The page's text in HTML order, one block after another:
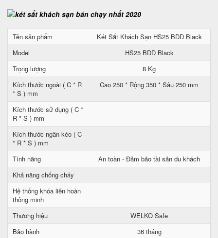
Tên sản phẩm
Két Sắt Khách Sạn HS25 BDD Black
Model
HS25 BDD Black
Trọng lượng
8 Kg
Kích thước ngoài ( C * R
* S ) mm
Cao 250 * Rộng 350 * Sâu 250 mm
Kích thước sử dụng ( C *
R * S ) mm
Kích thước ngăn kéo ( C
* R * S ) mm
Tính năng
An toàn - Đảm bảo tài sản du khách
Khả năng chống cháy
Hệ thống khóa liên hoàn
thông minh
Thương hiệu
WELKO Safe
Bảo hành
36 tháng